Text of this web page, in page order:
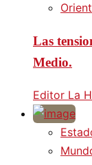
Las
Medio.
Editor La